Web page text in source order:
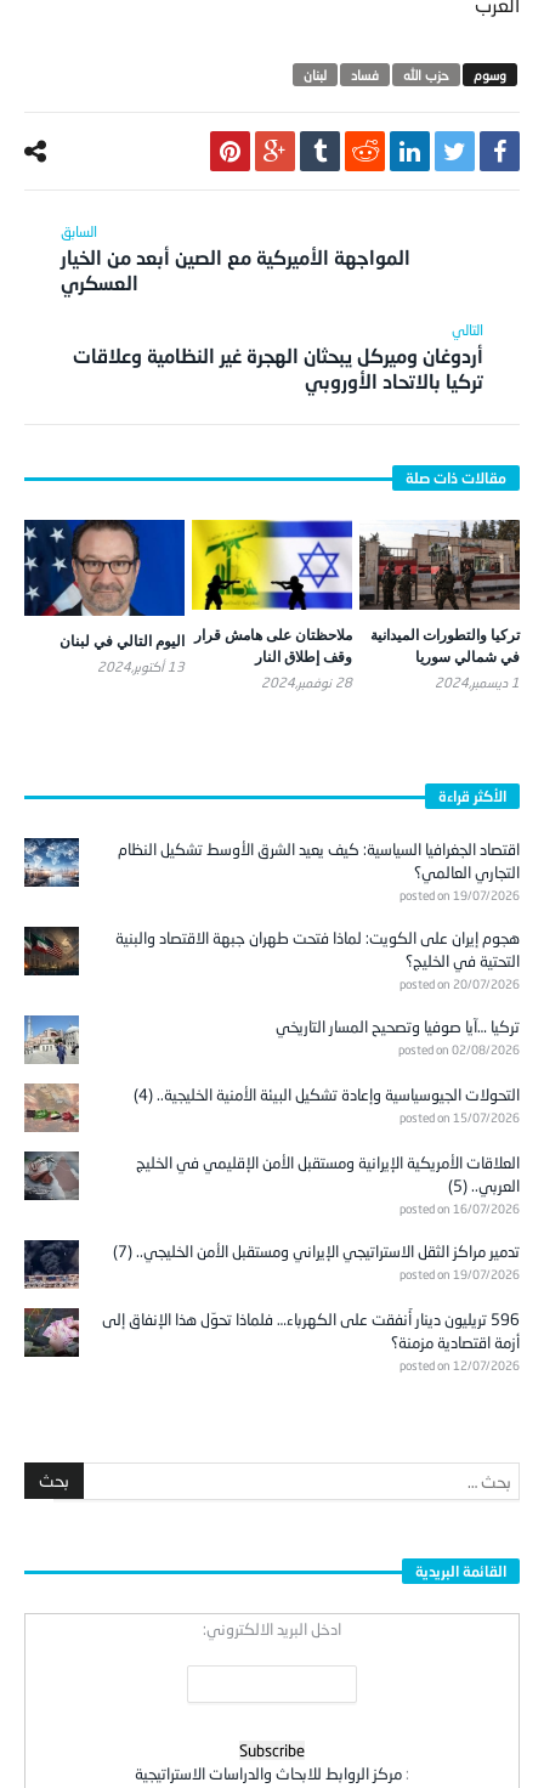
حزب الله فساد لبنان
المواجهة الأميركية مع الصين أبعد من الخيار
العسكري
أردوغان وميركل يبحثان الهجرة غير النظامية وعلاقات
تركيا بالاتحاد الأوروبي
تركيا والتطورات الميدانية
في شمالي سوريا
1 ديسمبر,2024
ملاحظتان على هامش قرار
وقف إطلاق النار
28 نوفمبر,2024
اليوم التالي في لبنان
13 أكتوبر,2024
الأكثر قراءة
اقتصاد الجغرافيا السياسية: كيف يعيد الشرق الأوسط تشكيل النظام
التجاري العالمي؟
posted on 19/07/2026
هجوم إيران على الكويت: لماذا فتحت طهران جبهة الاقتصاد والبنية
التحتية في الخليج؟
posted on 20/07/2026
تركيا …آيا صوفيا وتصحيح المسار التاريخي
posted on 02/08/2026
التحولات الجيوسياسية وإعادة تشكيل البيئة الأمنية الخليجية.. (4)
posted on 15/07/2026
العلاقات الأمريكية الإيرانية ومستقبل الأمن الإقليمي في الخليج
العربي.. (5)
posted on 16/07/2026
تدمير مراكز الثقل الاستراتيجي الإيراني ومستقبل الأمن الخليجي.. (7)
posted on 19/07/2026
596 تريليون دينار أُنفقت على الكهرباء… فلماذا تحوّل هذا الإنفاق إلى
أزمة اقتصادية مزمنة؟
posted on 12/07/2026
القائمة البريدية
ادخل البريد الالكتروني:
: مركز الروابط للابحاث والدراسات الاستراتيجية